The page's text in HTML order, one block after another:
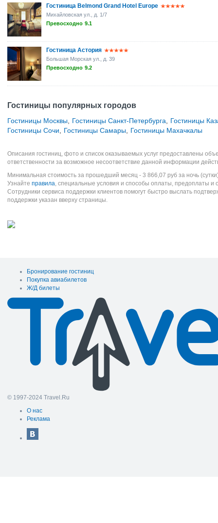
Гостиница Belmond Grand Hotel Europe
Михайловская ул., д. 1/7
Превосходно 9.1
Гостиница Астория
Большая Морская ул., д. 39
Превосходно 9.2
Гостиницы популярных городов
Гостиницы Москвы Гостиницы Санкт-Петербурга
Гостиницы
Гостиницы Сочи
Гостиницы Самары Гостиницы Махачкалы
Описания гостиниц, фото и список оказываемых услуг предоставлены
ответственности за возможное несоответствие данной информации
Минимальная стоимость за прошедший месяц - 3 866,07 руб за ночь
Узнайте правила, специальные условия и способы оплаты, предоплаты и
Сотрудники сервиса поддержки клиентов помогут быстро выслать
поддержки указан вверху страницы.
Бронирование гостиниц
Покупка авиабилетов
Ж/Д билеты
© 1997-2024 Travel.Ru
О нас
Реклама